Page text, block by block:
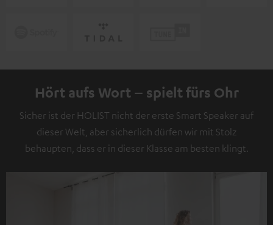
Hört aufs Wort – spielt fürs Ohr
Sicher ist der HOLIST nicht der erste Smart Speaker auf
dieser Welt, aber sicherlich dürfen wir mit Stolz
behaupten, dass er in dieser Klasse am besten klingt.